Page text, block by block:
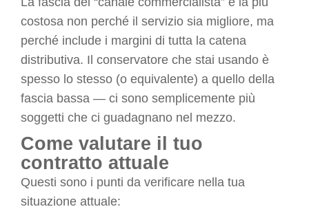
costosa non perché il servizio sia migliore, ma
perché include i margini di tutta la catena
distributiva. Il conservatore che stai usando è
spesso lo stesso (o equivalente) a quello della
fascia bassa — ci sono semplicemente più
soggetti che ci guadagnano nel mezzo.
Come valutare il tuo
contratto attuale
Questi sono i punti da verificare nella tua
situazione attuale: